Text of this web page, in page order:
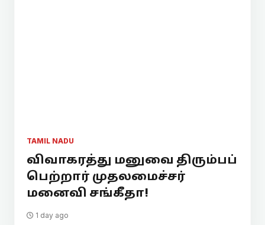
TAMIL NADU
விவாகரத்து மனுவை திரும்பப்
பெற்றார் முதலமைச்சர்
மனைவி சங்கீதா!
1 day ago